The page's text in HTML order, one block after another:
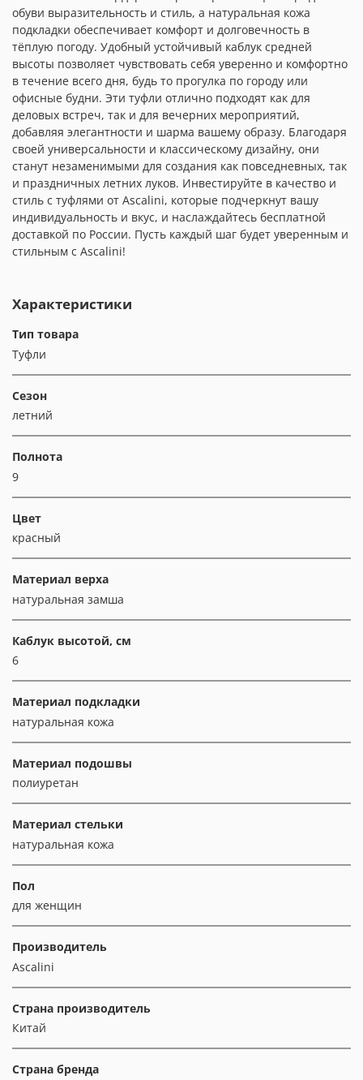
обуви выразительность и стиль, а натуральная кожа
подкладки обеспечивает комфорт и долговечность в
тёплую погоду. Удобный устойчивый каблук средней
высоты позволяет чувствовать себя уверенно и комфортно
в течение всего дня, будь то прогулка по городу или
офисные будни. Эти туфли отлично подходят как для
деловых встреч, так и для вечерних мероприятий,
добавляя элегантности и шарма вашему образу. Благодаря
своей универсальности и классическому дизайну, они
станут незаменимыми для создания как повседневных, так
и праздничных летних луков. Инвестируйте в качество и
стиль с туфлями от Ascalini, которые подчеркнут вашу
индивидуальность и вкус, и наслаждайтесь бесплатной
доставкой по России. Пусть каждый шаг будет уверенным и
стильным с Ascalini!
Характеристики
Тип товара
Туфли
Сезон
летний
Полнота
9
Цвет
красный
Материал верха
натуральная замша
Каблук высотой, см
6
Материал подкладки
натуральная кожа
Материал подошвы
полиуретан
Материал стельки
натуральная кожа
Пол
для женщин
Производитель
Ascalini
Страна производитель
Китай
Страна бренда